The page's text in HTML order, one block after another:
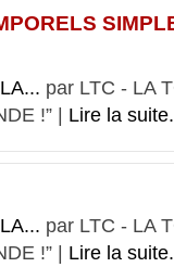
par LTC - LA
!” | Lire la
par LTC - LA
!” | Lire la